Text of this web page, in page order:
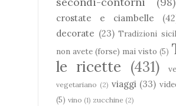
crostate e ciambelle
decorate (23) Tradizioni
non avete (forse) mai visto (5)
le ricette (431)
vegetariano (2) viaggi (33)
(5) vino (1) zucchine (2)